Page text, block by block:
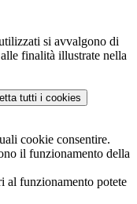
si avvalgono di
finalità illustrate nella
tutti i cookies
cookie consentire.
il funzionamento della
al funzionamento potete